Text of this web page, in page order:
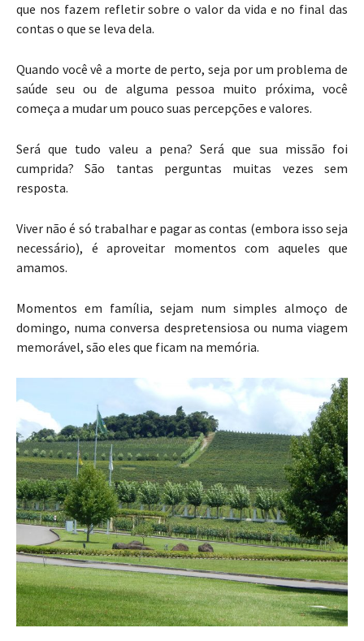
que nos fazem refletir sobre o valor da vida e no final das
contas o que se leva dela.
Quando você vê a morte de perto, seja por um problema de
saúde seu ou de alguma pessoa muito próxima, você
começa a mudar um pouco suas percepções e valores.
Será que tudo valeu a pena? Será que sua missão foi
cumprida? São tantas perguntas muitas vezes sem
resposta.
Viver não é só trabalhar e pagar as contas (embora isso seja
necessário), é aproveitar momentos com aqueles que
amamos.
Momentos em família, sejam num simples almoço de
domingo, numa conversa despretensiosa ou numa viagem
memorável, são eles que ficam na memória.